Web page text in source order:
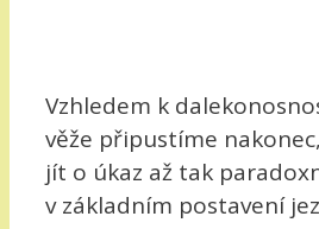
Vzhledem k
věže připustíme
jít o úkaz až tak
v základním postavení